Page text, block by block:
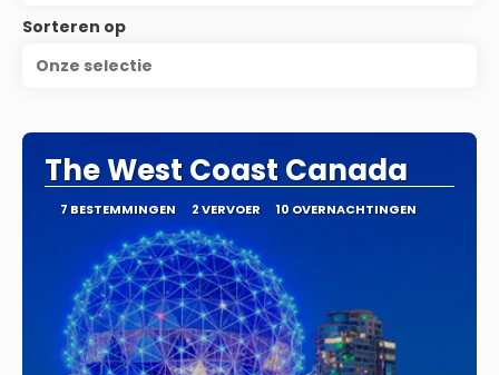
Sorteren op
Onze selectie
The West Coast Canada
7 BESTEMMINGEN 2 VERVOER 10 OVERNACHTINGEN